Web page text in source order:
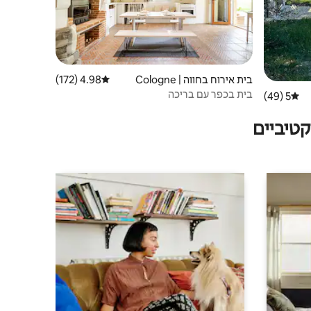
דירוג ממוצע של 5 מתוך 5, 49 ביקורות
5 (49)
בית אירוח בחווה | Cologne דירוג ממוצע של 4.98 מתוך 5, 172 ביקורות
4.98 (172)
בית בכפר עם בריכה